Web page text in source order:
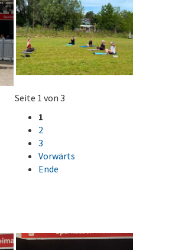
Seite 1 von 3
1
2
3
Vorwärts
Ende